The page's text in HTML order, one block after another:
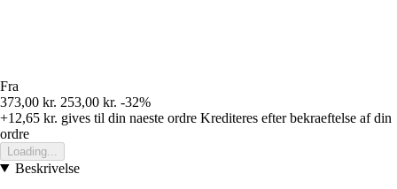
Fra
373,00 kr. 253,00 kr. -32%
+12,65 kr. gives til din naeste ordre Krediteres efter bekraeftelse af din
ordre
Loading...
Beskrivelse